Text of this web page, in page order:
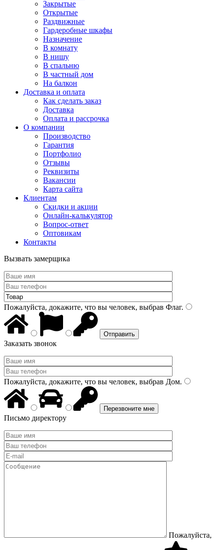
Закрытые
Открытые
Раздвижные
Гардеробные шкафы
Назначение
В комнату
В нишу
В спальню
В частный дом
На балкон
Доставка и оплата
Как сделать заказ
Доставка
Оплата и рассрочка
О компании
Производство
Гарантия
Портфолио
Отзывы
Реквизиты
Вакансии
Карта сайта
Клиентам
Скидки и акции
Онлайн-калькулятор
Вопрос-ответ
Оптовикам
Контакты
Вызвать замерщика
Пожалуйста, докажите, что вы человек, выбрав Флаг.
Заказать звонок
Пожалуйста, докажите, что вы человек, выбрав Дом.
Письмо директору
Пожалуйста,